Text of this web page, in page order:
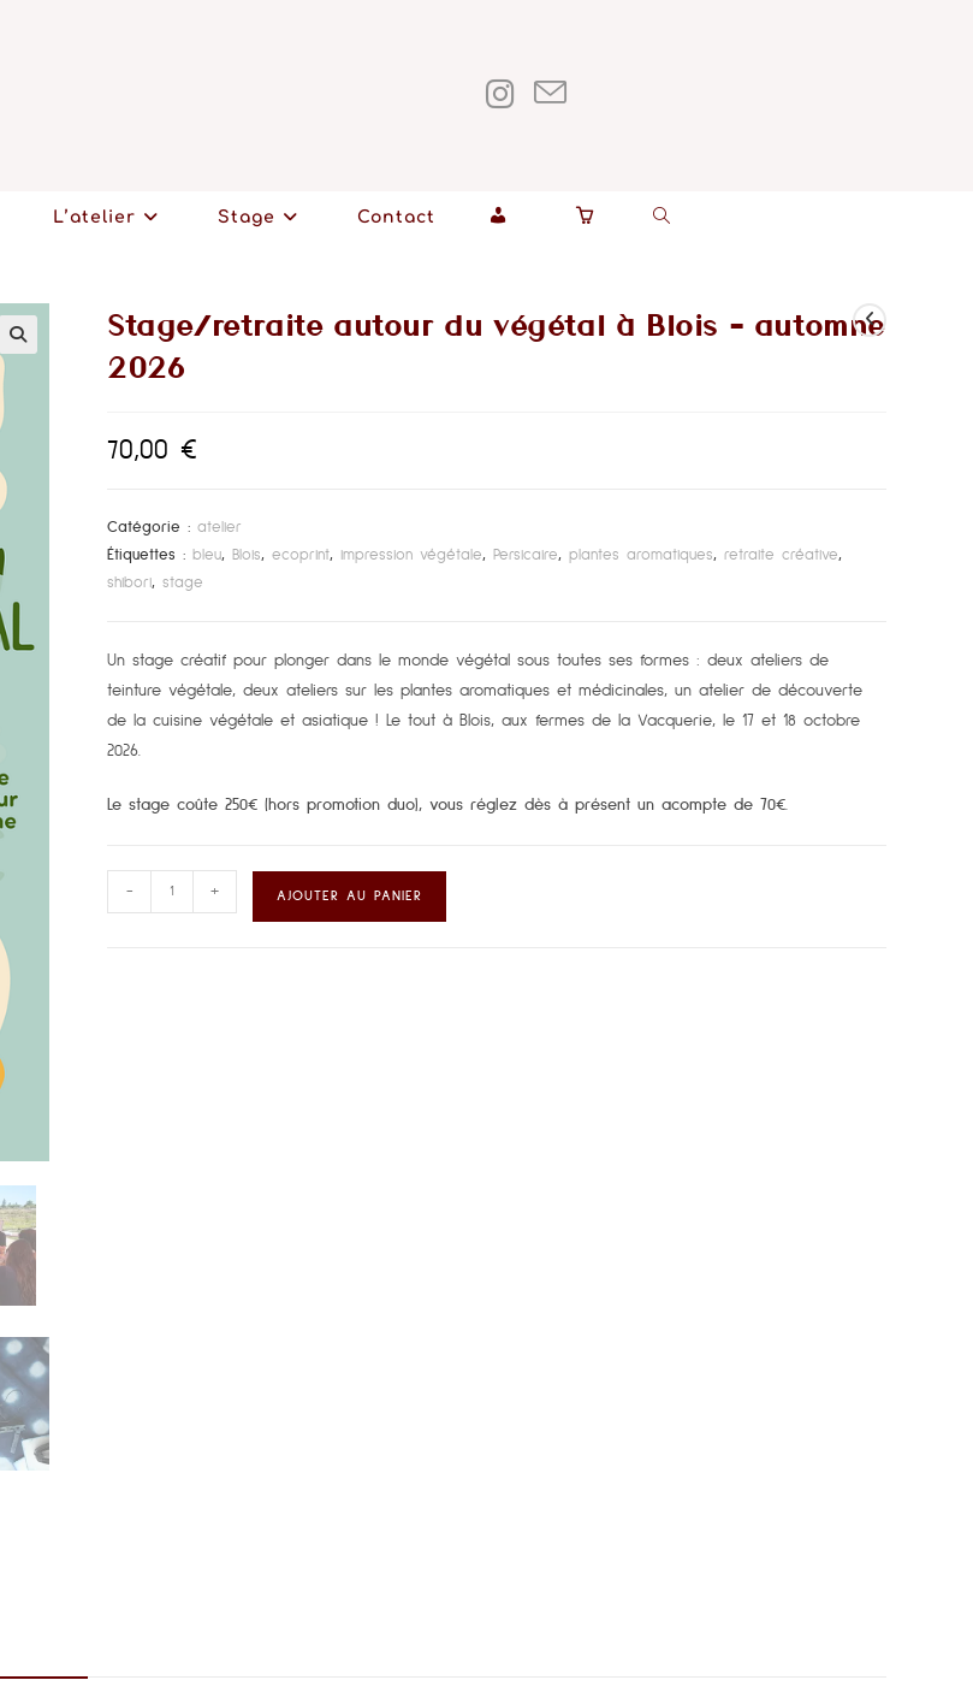
L’atelier Stage Contact
N
Stage/retraite autour du végétal à Blois – automne
2026
70,00 €
Catégorie : atelier
Étiquettes : bleu, Blois, ecoprint, impression végétale, Persicaire, plantes aromatiques, retraite créative,
shibori, stage
Un stage créatif pour plonger dans le monde végétal sous toutes ses formes : deux ateliers de
teinture végétale, deux ateliers sur les plantes aromatiques et médicinales, un atelier de découverte
de la cuisine végétale et asiatique ! Le tout à Blois, aux fermes de la Vacquerie, le 17 et 18 octobre
2026.
Le stage coûte 250€ (hors promotion duo), vous réglez dès à présent un acompte de 70€.
- + AJOUTER AU PANIER